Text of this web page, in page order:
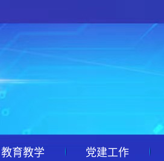
教育教学 党建工作